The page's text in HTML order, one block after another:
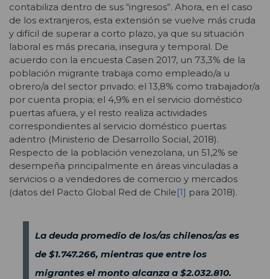
contabiliza dentro de sus “ingresos”. Ahora, en el caso
de los extranjeros, esta extensión se vuelve más cruda
y difícil de superar a corto plazo, ya que su situación
laboral es más precaria, insegura y temporal. De
acuerdo con la encuesta Casen 2017, un 73,3% de la
población migrante trabaja como empleado/a u
obrero/a del sector privado; el 13,8% como trabajador/a
por cuenta propia; el 4,9% en el servicio doméstico
puertas afuera, y el resto realiza actividades
correspondientes al servicio doméstico puertas
adentro (Ministerio de Desarrollo Social, 2018).
Respecto de la población venezolana, un 51,2% se
desempeña principalmente en áreas vinculadas a
servicios o a vendedores de comercio y mercados
(datos del Pacto Global Red de Chile[1] para 2018).
La deuda promedio de los/as chilenos/as es
de $1.747.266, mientras que entre los
migrantes el monto alcanza a $2.032.810.